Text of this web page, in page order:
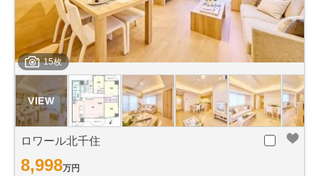
15枚
ロワール北千住
8,998万円